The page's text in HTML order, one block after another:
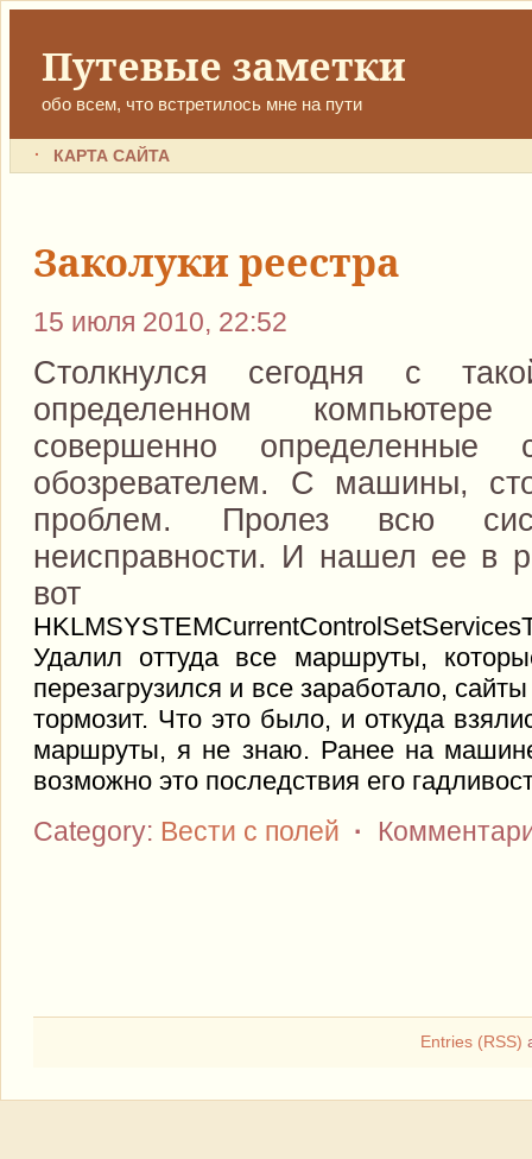
Путевые заметки
обо всем, что встретилось мне на пути
КАРТА САЙТА
Заколуки реестра
15 июля 2010, 22:52
Столкнулся сегодня с
определенном
совершенно
обозревателем. С машины,
проблем. Пролез всю
неисправности. И нашел ее в
вот
Удалил оттуда все маршруты,
перезагрузился и все заработало,
тормозит. Что это было, и откуда
маршруты, я не знаю. Ранее на
возможно это последствия его
Category: Вести с полей ·
Entries (RSS)